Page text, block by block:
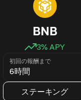
BNB
3% APY
初回の報酬まで
6時間
ステーキング